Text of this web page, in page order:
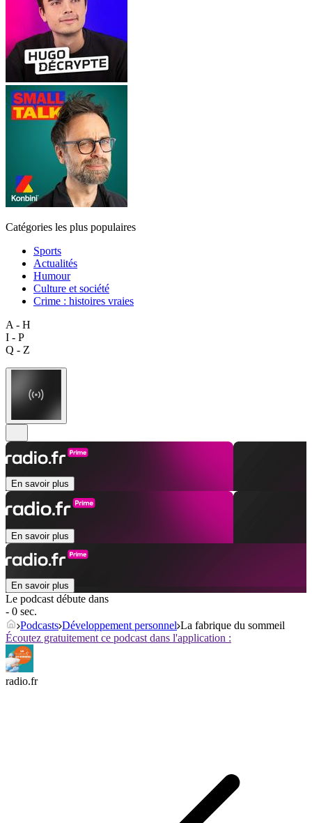
Catégories les plus populaires
Sports
Actualités
Humour
Culture et société
Crime : histoires vraies
A - H
I - P
Q - Z
En savoir plus
En savoir plus
En savoir plus
Le podcast débute dans
- 0 sec.
Podcasts Développement personnel La fabrique du sommeil
Écoutez gratuitement ce podcast dans l'application :
radio.fr